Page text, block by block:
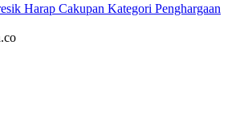
Harap Cakupan Kategori Penghargaan